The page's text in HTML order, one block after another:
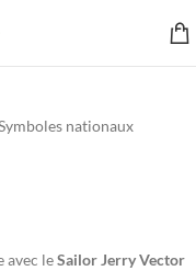
nationaux
avec leSailor Jerry Vector